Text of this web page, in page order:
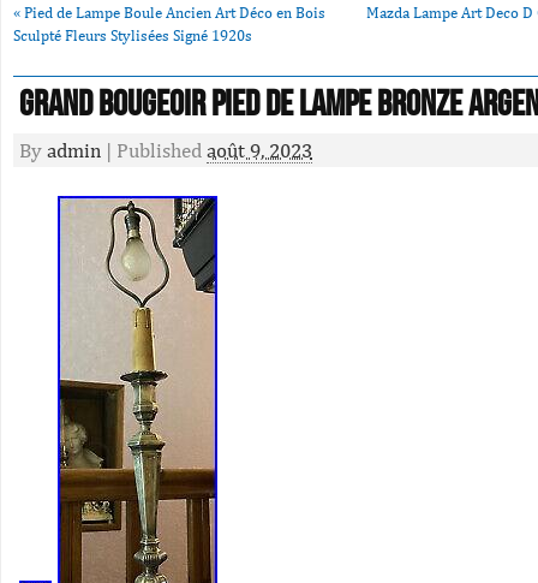
« Pied de Lampe Boule Ancien Art Déco en Bois
Sculpté Fleurs Stylisées Signé 1920s
Mazda Lampe Art Deco
Grand bougeoir pied de lampe bronze
By admin | Published août 9, 2023